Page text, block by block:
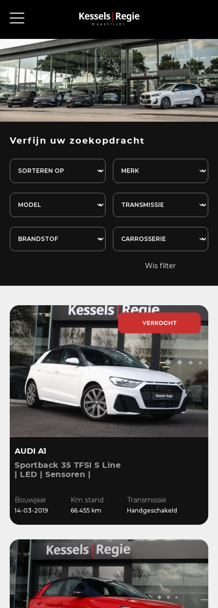
Verfijn uw zoekopdracht
Wis filter
AUDI A1
Sportback 35 TFSI S Line
| LED | Sensoren |
Bouwjaar
14-03-2019
Km stand
66.455 km
Transmissie
Handgeschakeld